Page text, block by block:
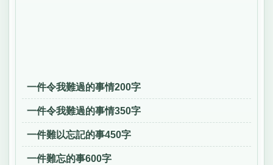
一件令我難過的事情200字
一件令我難過的事情350字
一件難以忘記的事450字
一件難忘的事600字